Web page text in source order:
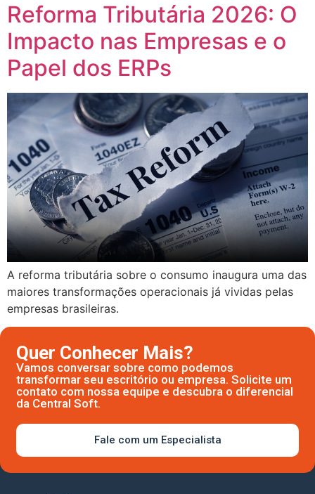
Reforma Tributária 2026: O
Impacto nas Empresas e o
Papel dos ERPs
A reforma tributária sobre o consumo inaugura uma das
maiores transformações operacionais já vividas pelas
empresas brasileiras.
Quer Conhecer Mais?
Vamos conversar sobre como podemos
transformar seu escritório ou empresa. Solicite um
contato com nossa equipe e descubra o diferencial
da Central Soft.
Fale com um Especialista